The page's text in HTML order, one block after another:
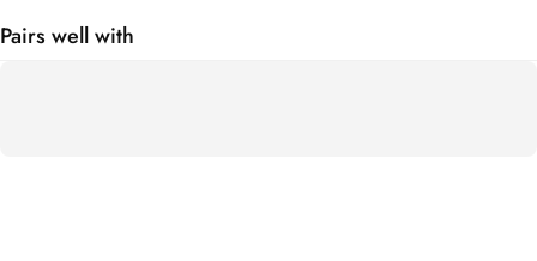
Pairs well with